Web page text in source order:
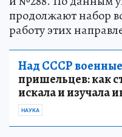
продолжают набор
работу этих
Над СССР военные
пришельцев: как
искала и изучала
НАУКА